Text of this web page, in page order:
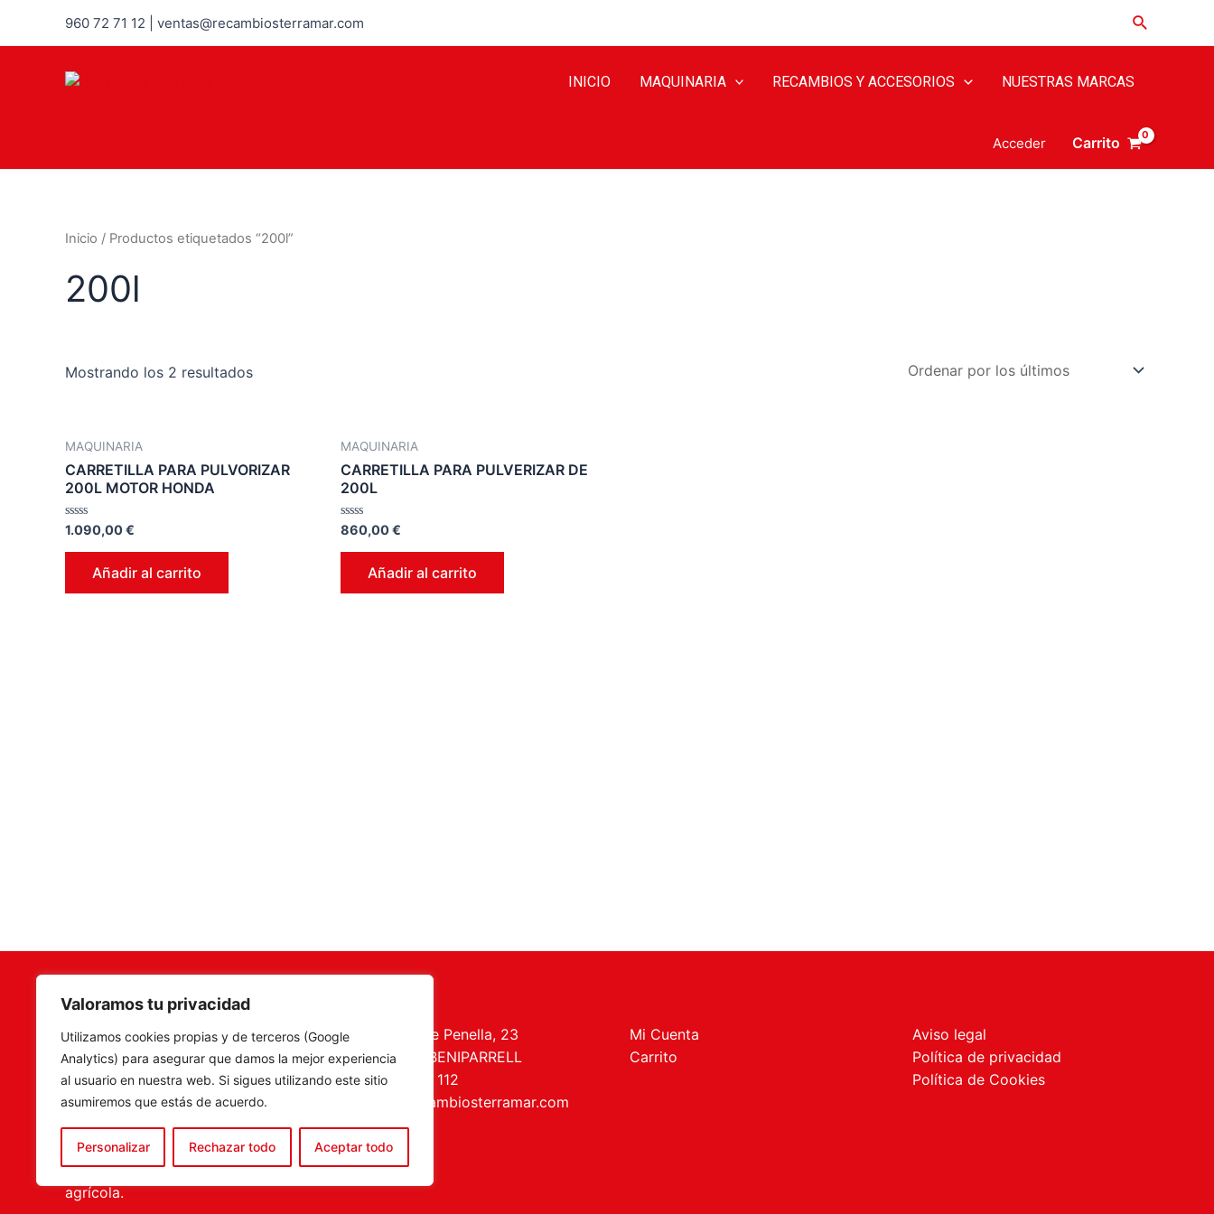
Valoramos tu privacidad
Utilizamos cookies propias y de terceros (Google
Analytics) para asegurar que damos la mejor experiencia
al usuario en nuestra web. Si sigues utilizando este sitio
asumiremos que estás de acuerdo.
Personalizar Rechazar todo Aceptar todo
960 72 71 12 | ventas@recambiosterramar.com
INICIO MAQUINARIA RECAMBIOS Y ACCESORIOS NUESTRAS MARCAS
Acceder Carrito
Inicio / Productos etiquetados “200l”
200l
Mostrando los 2 resultados
MAQUINARIA
CARRETILLA PARA PULVORIZAR
200L MOTOR HONDA
Valorado
0
1.090,00€
Añadir al carrito
MAQUINARIA
CARRETILLA PARA PULVERIZAR DE
200L
Valorado
en
0
860,00€
Añadir al carrito
Terramar Agrosoluciones
especialistas en venta de
maquinaria, recambios y
accesorios agrícolas, con una
amplia experiencia en el sector.
tenemos la solución más
completa para el porfesional
agrícola.
Camí Font de Penella, 23
C.P. 46469 BENIPARRELL
Tel. 960 727 112
ventas@recambiosterramar.com
Mi Cuenta
Carrito
Aviso legal
Política de privacidad
Política de Cookies